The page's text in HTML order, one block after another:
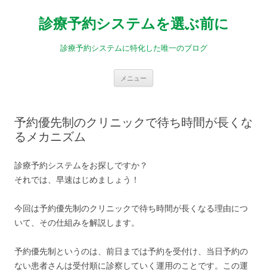
診療予約システムを選ぶ前に
診療予約システムに特化した唯一のブログ
メニュー
へ
ス
キ
予約優先制のクリニックで待ち時間が長くな
るメカニズム
診療予約システムをお探しですか？
それでは、早速はじめましょう！
今回は予約優先制のクリニックで待ち時間が長くなる理由につ
いて、その仕組みを解説します。
予約優先制というのは、前日までは予約を受付け、当日予約の
ない患者さんは受付順に診察していく運用のことです。この運